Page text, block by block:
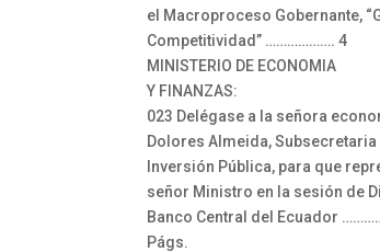
el Macroproceso Gobernante,
Competitividad” ………………. 4
MINISTERIO DE ECONOMIA
Y FINANZAS:
023 Delégase a la señora
Dolores Almeida, Subsecretaria
Inversión Pública, para que
señor Ministro en la sesión de
Banco Central del Ecuador
Págs.